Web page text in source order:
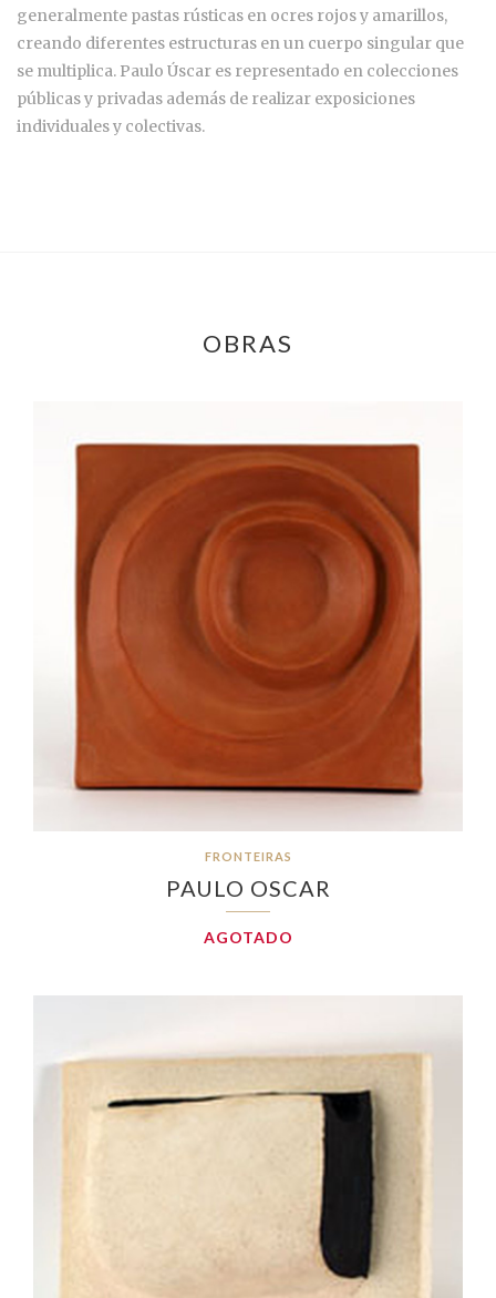
generalmente pastas rústicas en ocres rojos y amarillos,
creando diferentes estructuras en un cuerpo singular que
se multiplica. Paulo Úscar es representado en colecciones
públicas y privadas además de realizar exposiciones
individuales y colectivas.
OBRAS
FRONTEIRAS
PAULO OSCAR
AGOTADO